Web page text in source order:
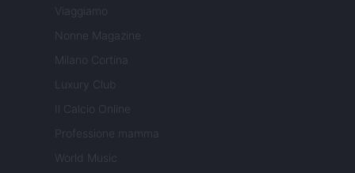
Viaggiamo
Nonne Magazine
Milano Cortina
Luxury Club
Il Calcio Online
Professione mamma
World Music